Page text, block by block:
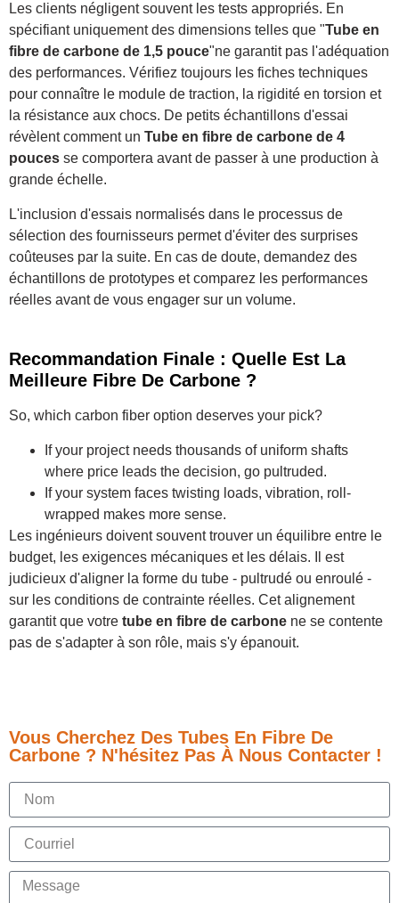
Les clients négligent souvent les tests appropriés. En
spécifiant uniquement des dimensions telles que "Tube en
fibre de carbone de 1,5 pouce"ne garantit pas l'adéquation
des performances. Vérifiez toujours les fiches techniques
pour connaître le module de traction, la rigidité en torsion et
la résistance aux chocs. De petits échantillons d'essai
révèlent comment un Tube en fibre de carbone de 4
pouces se comportera avant de passer à une production à
grande échelle.
L'inclusion d'essais normalisés dans le processus de
sélection des fournisseurs permet d'éviter des surprises
coûteuses par la suite. En cas de doute, demandez des
échantillons de prototypes et comparez les performances
réelles avant de vous engager sur un volume.
Recommandation Finale : Quelle Est La
Meilleure Fibre De Carbone ?
So, which carbon fiber option deserves your pick?
If your project needs thousands of uniform shafts
where price leads the decision, go pultruded.
If your system faces twisting loads, vibration, roll-
wrapped makes more sense.
Les ingénieurs doivent souvent trouver un équilibre entre le
budget, les exigences mécaniques et les délais. Il est
judicieux d'aligner la forme du tube - pultrudé ou enroulé -
sur les conditions de contrainte réelles. Cet alignement
garantit que votre tube en fibre de carbone ne se contente
pas de s'adapter à son rôle, mais s'y épanouit.
Vous Cherchez Des Tubes En Fibre De
Carbone ? N'hésitez Pas À Nous Contacter !